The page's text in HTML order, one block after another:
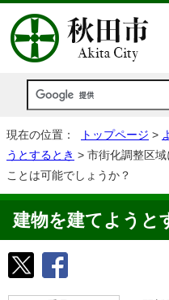
現在の位置： トップページ >
うとするとき > 市街化調整区
ことは可能でしょうか？
建物を建てようと